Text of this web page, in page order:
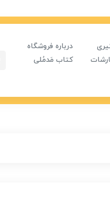
درباره فروشگاه
کتاب مَدمُلی